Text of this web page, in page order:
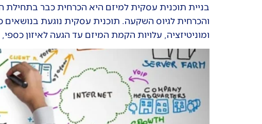
בניית תוכנית עסקית למיזם היא הכרחית כבר
והכרחית לגיוס השקעה. תוכנית עסקית נוגעת
ומוניטיזציה, עלויות הקמת המיזם עד הגעה לאיזון